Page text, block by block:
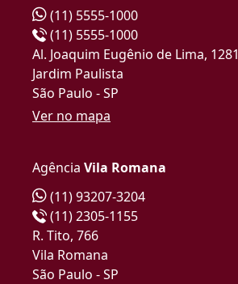
(11) 5555-1000
(11) 5555-1000
Al. Joaquim Eugênio de Lima, 1281
Jardim Paulista
São Paulo - SP
Ver no mapa
Agência Vila Romana
(11) 93207-3204
(11) 2305-1155
R. Tito, 766
Vila Romana
São Paulo - SP